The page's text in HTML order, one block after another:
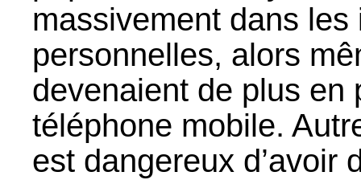
massivement dans
personnelles, alors
devenaient de plus en
téléphone mobile.
est dangereux d’avoir